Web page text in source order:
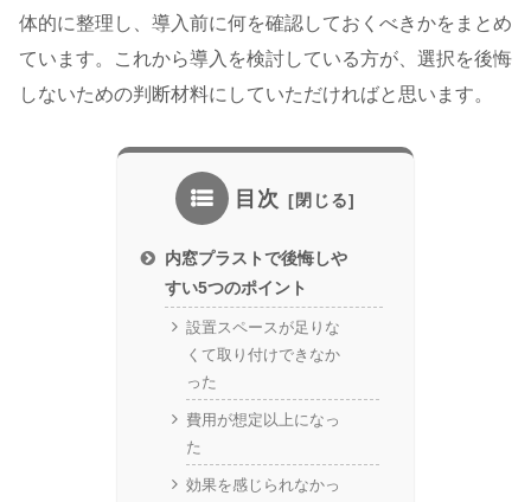
体的に整理し、導入前に何を確認しておくべきかをまとめ
ています。これから導入を検討している方が、選択を後悔
しないための判断材料にしていただければと思います。
目次
内窓プラストで後悔しや
すい5つのポイント
設置スペースが足りな
くて取り付けできなか
った
費用が想定以上になっ
た
効果を感じられなかっ